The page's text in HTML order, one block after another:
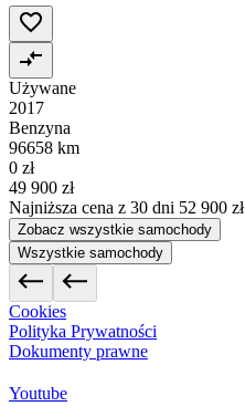
Używane
2017
Benzyna
96658 km
0 zł
49 900 zł
Najniższa cena z 30 dni 52 900 zł
Zobacz wszystkie samochody
Wszystkie samochody
Cookies
Polityka Prywatności
Dokumenty prawne
Youtube